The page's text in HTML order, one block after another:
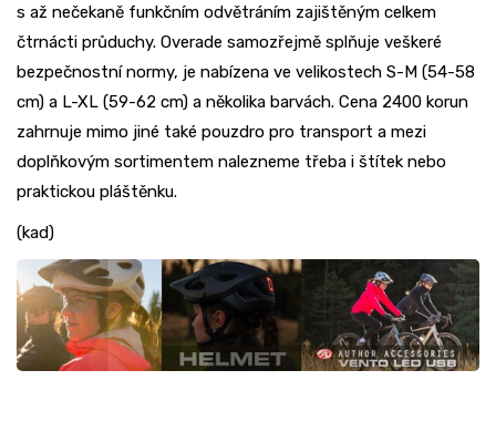
s až nečekaně funkčním odvětráním zajištěným celkem
čtrnácti průduchy. Overade samozřejmě splňuje veškeré
bezpečnostní normy, je nabízena ve velikostech S-M (54-58
cm) a L-XL (59-62 cm) a několika barvách. Cena 2400 korun
zahrnuje mimo jiné také pouzdro pro transport a mezi
doplňkovým sortimentem nalezneme třeba i štítek nebo
praktickou pláštěnku.
(kad)